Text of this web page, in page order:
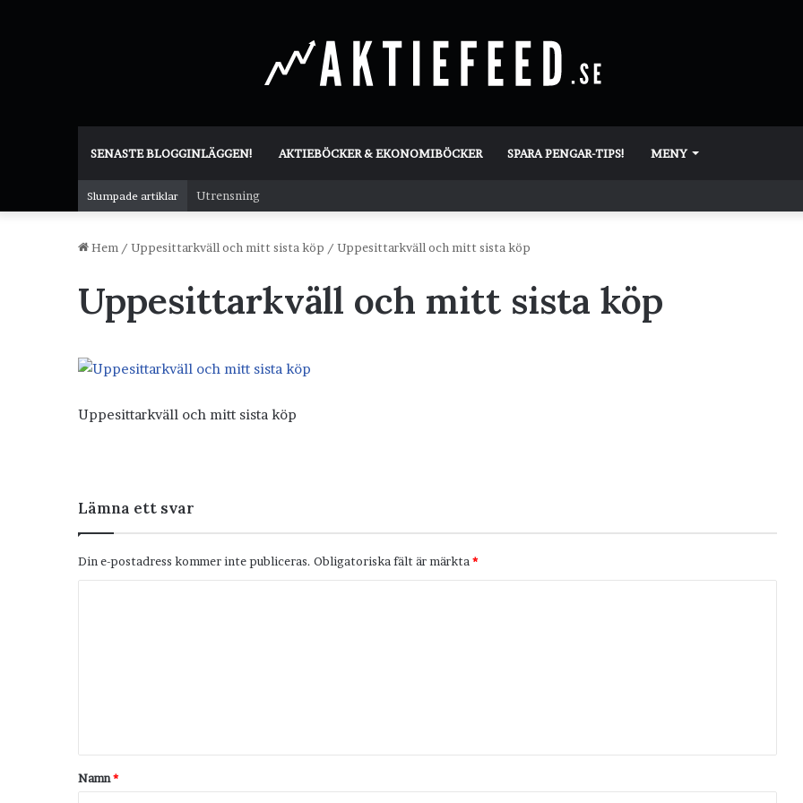
SENASTE BLOGGINLÄGGEN! AKTIEBÖCKER & EKONOMIBÖCKER SPARA PENGAR-TIPS! MENY
Slumpade artiklar Utrensning
Hem / Uppesittarkväll och mitt sista köp / Uppesittarkväll och mitt sista köp
Uppesittarkväll och mitt sista köp
Uppesittarkväll och mitt sista köp
Lämna ett svar
Din e-postadress kommer inte publiceras. Obligatoriska fält är märkta *
t
a
Namn*